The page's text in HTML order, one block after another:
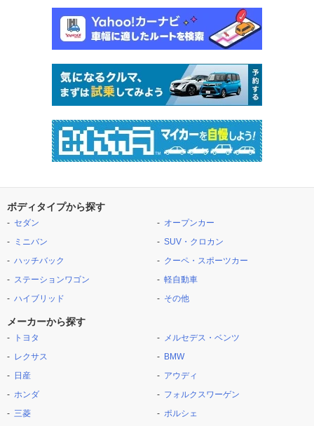
ボディタイプから探す
セダン
ミニバン
ハッチバック
ステーションワゴン
ハイブリッド
オープンカー
SUV・クロカン
クーペ・スポーツカー
軽自動車
その他
メーカーから探す
トヨタ
レクサス
日産
ホンダ
三菱
メルセデス・ベンツ
BMW
アウディ
フォルクスワーゲン
ポルシェ